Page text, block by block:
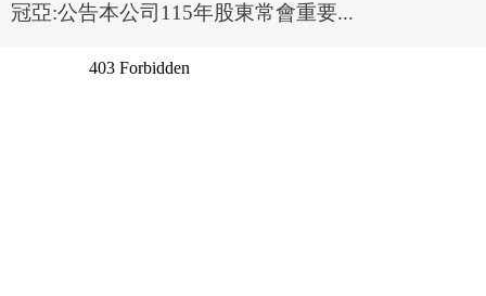
冠亞:公告本公司115年股東常會重要...